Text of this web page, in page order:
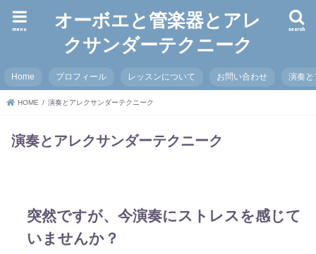
オーボエと管楽器とアレ
クサンダーテクニーク
search
menu
Home プロフィール レッスンについて お問い合わせ 演奏と
HOME 演奏とアレクサンダーテクニーク
演奏とアレクサンダーテクニーク
突然ですが、今演奏にストレスを感じて
いませんか？